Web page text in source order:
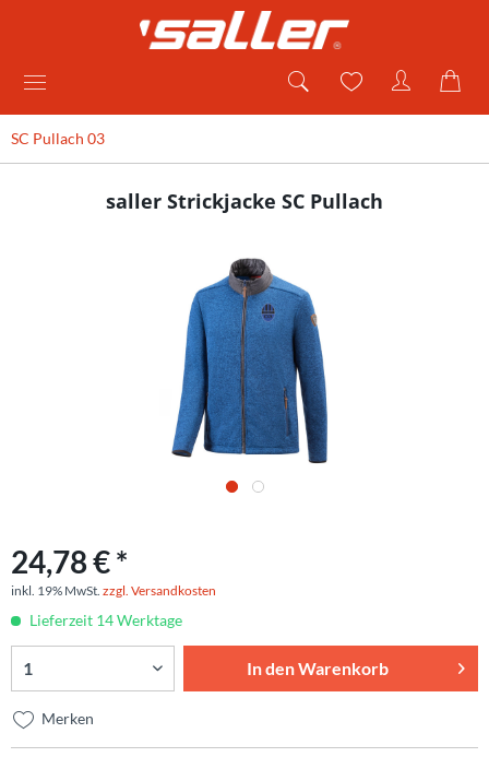
SC Pullach 03
saller Strickjacke SC Pullach
24,78 € *
inkl. 19% MwSt. zzgl. Versandkosten
Lieferzeit 14 Werktage
In denWarenkorb
Merken